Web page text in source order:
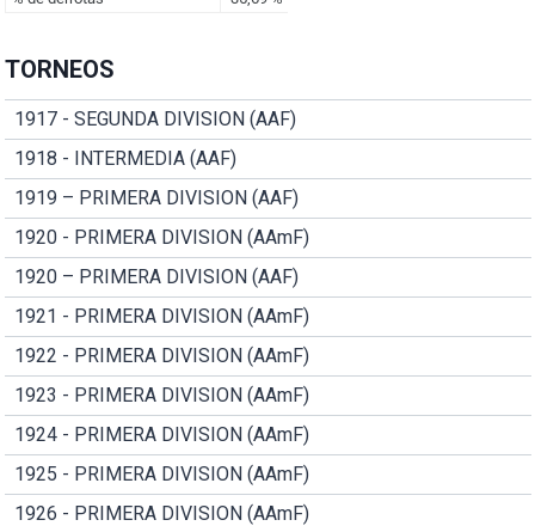
TORNEOS
1917 - SEGUNDA DIVISION (AAF)
1918 - INTERMEDIA (AAF)
1919 – PRIMERA DIVISION (AAF)
1920 - PRIMERA DIVISION (AAmF)
1920 – PRIMERA DIVISION (AAF)
1921 - PRIMERA DIVISION (AAmF)
1922 - PRIMERA DIVISION (AAmF)
1923 - PRIMERA DIVISION (AAmF)
1924 - PRIMERA DIVISION (AAmF)
1925 - PRIMERA DIVISION (AAmF)
1926 - PRIMERA DIVISION (AAmF)